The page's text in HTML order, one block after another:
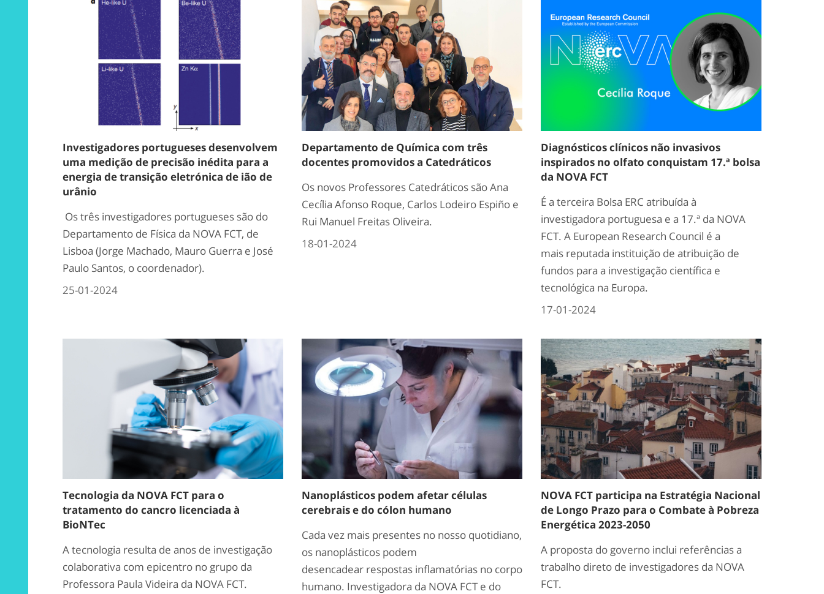
Investigadores portugueses desenvolvem
uma medição de precisão inédita para a
energia de transição eletrónica de ião de
urânio
Os três investigadores portugueses são do
Departamento de Física da NOVA FCT, de
Lisboa (Jorge Machado, Mauro Guerra e José
Paulo Santos, o coordenador).
25-01-2024
Departamento de Química com três
docentes promovidos a Catedráticos
Os novos Professores Catedráticos são Ana
Cecília Afonso Roque, Carlos Lodeiro Espiño e
Rui Manuel Freitas Oliveira.
18-01-2024
Diagnósticos clínicos não invasivos
inspirados no olfato conquistam 17.ª bolsa
da NOVA FCT
É a terceira Bolsa ERC atribuída à
investigadora portuguesa e a 17.ª da NOVA
FCT. A European Research Council é a
mais reputada instituição de atribuição de
fundos para a investigação científica e
tecnológica na Europa.
17-01-2024
Tecnologia da NOVA FCT para o
tratamento do cancro licenciada à
BioNTec
A tecnologia resulta de anos de investigação
colaborativa com epicentro no grupo da
Professora Paula Videira da NOVA FCT.
Nanoplásticos podem afetar células
cerebrais e do cólon humano
Cada vez mais presentes no nosso quotidiano,
os nanoplásticos podem
desencadear respostas inflamatórias no corpo
humano. Investigadora da NOVA FCT e do
NOVA FCT participa na Estratégia Nacional
de Longo Prazo para o Combate à Pobreza
Energética 2023-2050
A proposta do governo inclui referências a
trabalho direto de investigadores da NOVA
FCT.